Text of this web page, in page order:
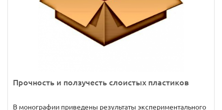
Прочность и ползучесть слоистых пластиков
В монографии приведены результаты экспериментального